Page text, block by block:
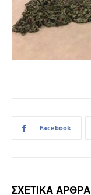
Facebook
ΣΧΕΤΙΚΑ ΑΡΘΡΑ